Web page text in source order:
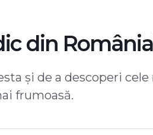
din
și de a descoperi cele
frumoasă.